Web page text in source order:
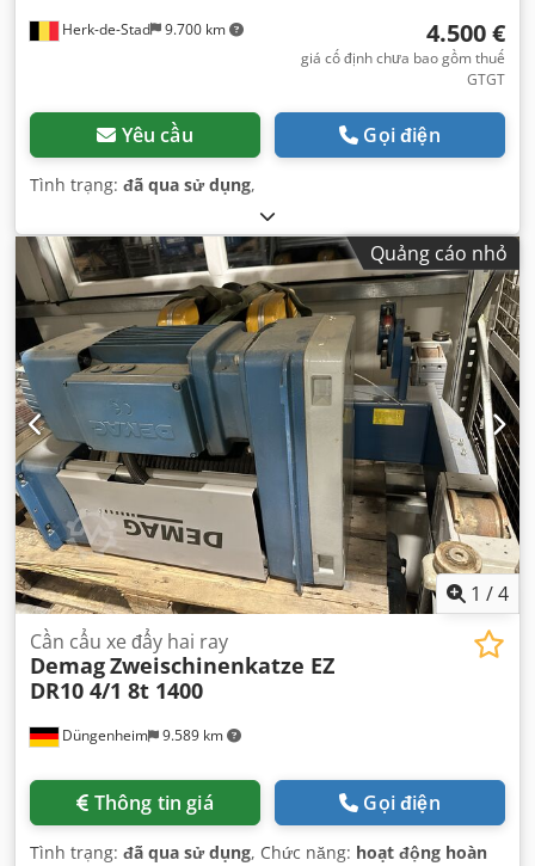
Herk-de-Stad 9.700 km 4.500 €
giá cố định chưa bao gồm thuế
GTGT
Yêu cầu Gọi điện
Tình trạng: đã qua sử dụng,
Quảng cáo nhỏ
1 /4
Düngenheim 9.589 km
Cần cẩu xe đẩy hai ray
DemagZweischinenkatze EZ
DR10 4/1 8t 1400
Thông tin giá Gọi điện
Tình trạng: đã qua sử dụng, Chức năng: hoạt động hoàn